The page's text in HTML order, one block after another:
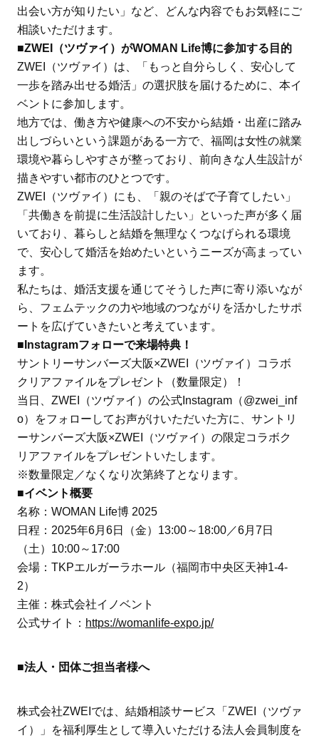
出会い方が知りたい」など、どんな内容でもお気軽にご
相談いただけます。
■ZWEI（ツヴァイ）がWOMAN Life博に参加する目的
ZWEI（ツヴァイ）は、「もっと自分らしく、安心して
一歩を踏み出せる婚活」の選択肢を届けるために、本イ
ベントに参加します。
地方では、働き方や健康への不安から結婚・出産に踏み
出しづらいという課題がある一方で、福岡は女性の就業
環境や暮らしやすさが整っており、前向きな人生設計が
描きやすい都市のひとつです。
ZWEI（ツヴァイ）にも、「親のそばで子育てしたい」
「共働きを前提に生活設計したい」といった声が多く届
いており、暮らしと結婚を無理なくつなげられる環境
で、安心して婚活を始めたいというニーズが高まってい
ます。
私たちは、婚活支援を通じてそうした声に寄り添いなが
ら、フェムテックの力や地域のつながりを活かしたサポ
ートを広げていきたいと考えています。
■Instagramフォローで来場特典！
サントリーサンバーズ大阪×ZWEI（ツヴァイ）コラボ
クリアファイルをプレゼント（数量限定）！
当日、ZWEI（ツヴァイ）の公式Instagram（@zwei_inf
o）をフォローしてお声がけいただいた方に、サントリ
ーサンバーズ大阪×ZWEI（ツヴァイ）の限定コラボク
リアファイルをプレゼントいたします。
※数量限定／なくなり次第終了となります。
■イベント概要
名称：WOMAN Life博 2025
日程：2025年6月6日（金）13:00～18:00／6月7日
（土）10:00～17:00
会場：TKPエルガーラホール（福岡市中央区天神1-4-
2）
主催：株式会社イノベント
公式サイト： https://womanlife-expo.jp/
■法人・団体ご担当者様へ
株式会社ZWEIでは、結婚相談サービス「ZWEI（ツヴァ
イ）」を福利厚生として導入いただける法人会員制度を